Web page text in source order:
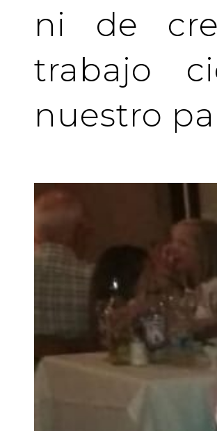
ni de
trabajo
nuestro